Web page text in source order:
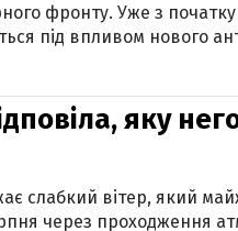
фронту. Уже з
під впливом нового
яку
слабкий вітер, який
через проходження